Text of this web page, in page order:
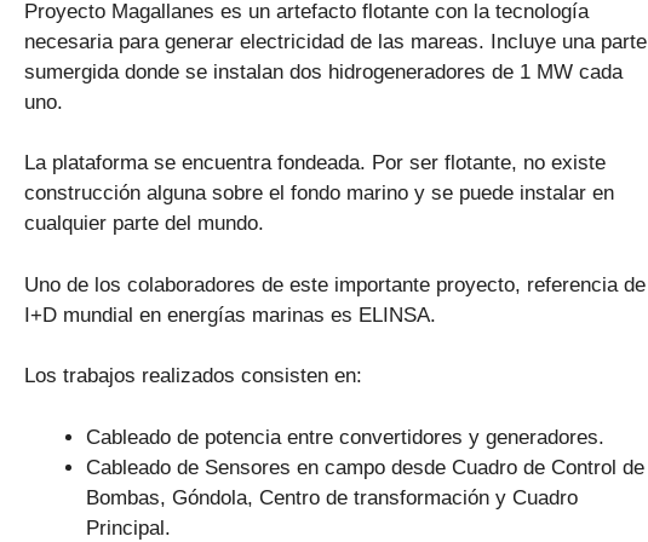
Proyecto Magallanes es un artefacto flotante con la tecnología
necesaria para generar electricidad de las mareas. Incluye una parte
sumergida donde se instalan dos hidrogeneradores de 1 MW cada
uno.
La plataforma se encuentra fondeada. Por ser flotante, no existe
construcción alguna sobre el fondo marino y se puede instalar en
cualquier parte del mundo.
Uno de los colaboradores de este importante proyecto, referencia de
I+D mundial en energías marinas es ELINSA.
Los trabajos realizados consisten en:
Cableado de potencia entre convertidores y generadores.
Cableado de Sensores en campo desde Cuadro de Control de
Bombas, Góndola, Centro de transformación y Cuadro
Principal.